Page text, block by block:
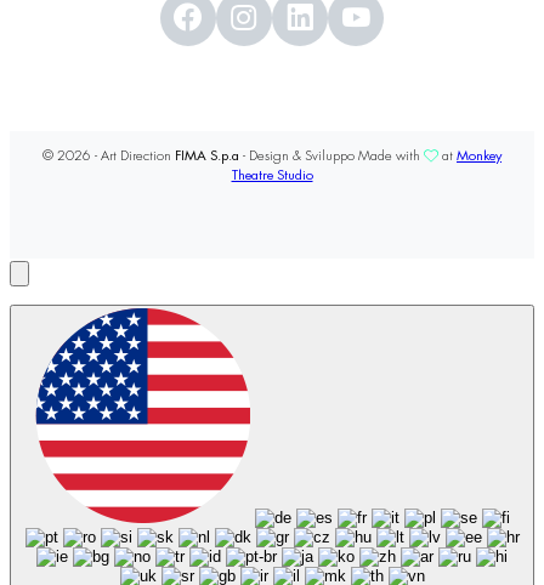
© 2026 - Art Direction FIMA S.p.a - Design & Sviluppo Made with at Monkey
Theatre Studio